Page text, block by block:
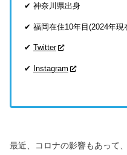
✔ 神奈川県出身
✔ 福岡在住10年目(2024年現
✔ Twitter
✔ Instagram
最近、コロナの影響もあって